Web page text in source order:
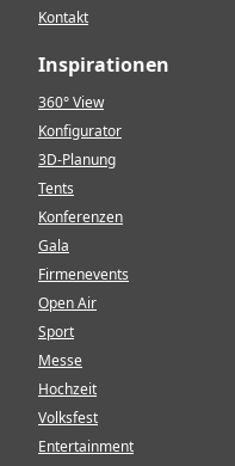
Kontakt
Inspirationen
360° View
Konfigurator
3D-Planung
Tents
Konferenzen
Gala
Firmenevents
Open Air
Sport
Messe
Hochzeit
Volksfest
Entertainment